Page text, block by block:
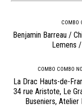
COMBO
Benjamin Barreau /
Lemens
COMBO COMBO
La Drac Hauts-de-
34 rue Aristote, Le
Buseniers, Atelier